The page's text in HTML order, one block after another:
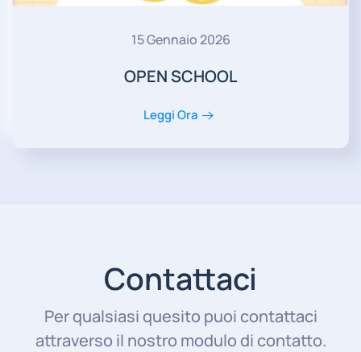
15 Gennaio 2026
OPEN SCHOOL
Leggi Ora
Contattaci
Per qualsiasi quesito puoi contattaci
attraverso il nostro modulo di contatto.